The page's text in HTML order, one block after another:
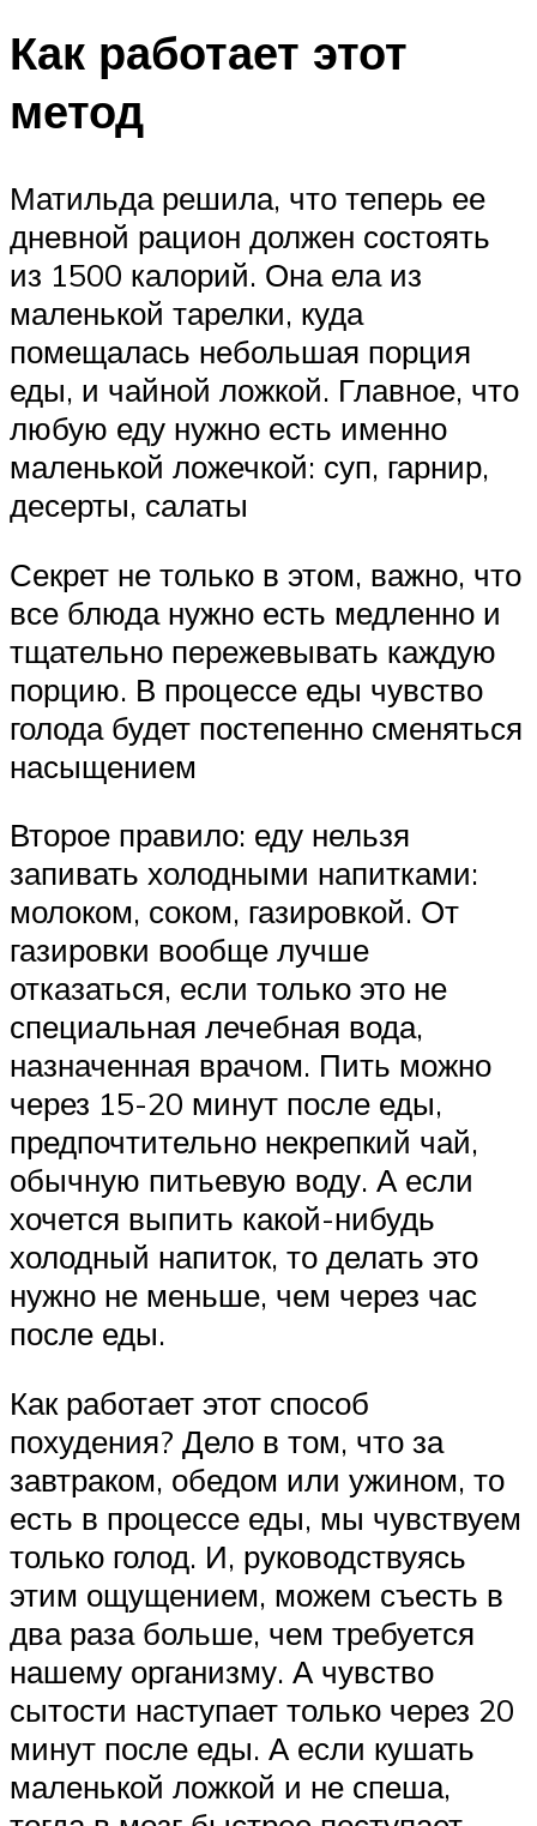
Как работает этот
метод
Матильда решила, что теперь ее
дневной рацион должен состоять
из 1500 калорий. Она ела из
маленькой тарелки, куда
помещалась небольшая порция
еды, и чайной ложкой. Главное, что
любую еду нужно есть именно
маленькой ложечкой: суп, гарнир,
десерты, салаты
Секрет не только в этом, важно, что
все блюда нужно есть медленно и
тщательно пережевывать каждую
порцию. В процессе еды чувство
голода будет постепенно сменяться
насыщением
Второе правило: еду нельзя
запивать холодными напитками:
молоком, соком, газировкой. От
газировки вообще лучше
отказаться, если только это не
специальная лечебная вода,
назначенная врачом. Пить можно
через 15-20 минут после еды,
предпочтительно некрепкий чай,
обычную питьевую воду. А если
хочется выпить какой-нибудь
холодный напиток, то делать это
нужно не меньше, чем через час
после еды.
Как работает этот способ
похудения? Дело в том, что за
завтраком, обедом или ужином, то
есть в процессе еды, мы чувствуем
только голод. И, руководствуясь
этим ощущением, можем съесть в
два раза больше, чем требуется
нашему организму. А чувство
сытости наступает только через 20
минут после еды. А если кушать
маленькой ложкой и не спеша,